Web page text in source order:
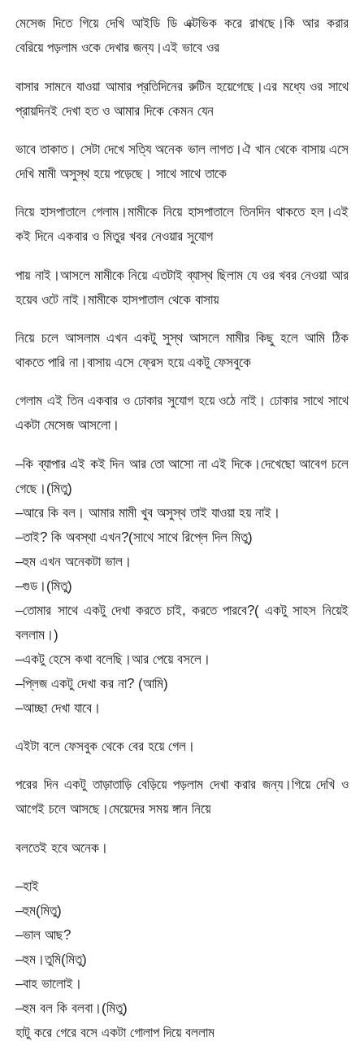
মেসেজ দিতে গিয়ে দেখি আইডি ডি এক্টভিক করে রাখছে।কি আর করার
বেরিয়ে পড়লাম ওকে দেখার জন্য।এই ভাবে ওর
বাসার সামনে যাওয়া আমার প্রতিদিনের রুটিন হয়েগেছে।এর মধ্যে ওর সাথে
প্রায়দিনই দেখা হত ও আমার দিকে কেমন যেন
ভাবে তাকাত। সেটা দেখে সত্যি অনেক ভাল লাগত।ঐ খান থেকে বাসায় এসে
দেখি মামী অসুস্থ হয়ে পড়েছে। সাথে সাথে তাকে
নিয়ে হাসপাতালে গেলাম।মামীকে নিয়ে হাসপাতালে তিনদিন থাকতে হল।এই
কই দিনে একবার ও মিতুর খবর নেওয়ার সুযোগ
পায় নাই।আসলে মামীকে নিয়ে এতটাই ব্যাস্থ ছিলাম যে ওর খবর নেওয়া আর
হয়েব ওটে নাই।মামীকে হাসপাতাল থেকে বাসায়
নিয়ে চলে আসলাম এখন একটু সুস্থ আসলে মামীর কিছু হলে আমি ঠিক
থাকতে পারি না।বাসায় এসে ফ্রেস হয়ে একটু ফেসবুকে
গেলাম এই তিন একবার ও ঢোকার সুযোগ হয়ে ওঠে নাই। ঢোকার সাথে সাথে
একটা মেসেজ আসলো।
–কি ব্যাপার এই কই দিন আর তো আসো না এই দিকে।দেখেছো আবেগ চলে
গেছে।(মিতু)
–আরে কি বল। আমার মামী খুব অসুস্থ তাই যাওয়া হয় নাই।
–তাই? কি অবস্থা এখন?(সাথে সাথে রিপ্লে দিল মিতু)
–হুম এখন অনেকটা ভাল।
–গুড।(মিতু)
–তোমার সাথে একটু দেখা করতে চাই, করতে পারবে?( একটু সাহস নিয়েই
বললাম।)
–একটু হেসে কথা বলেছি।আর পেয়ে বসলে।
–প্লিজ একটু দেখা কর না? (আমি)
–আচ্ছা দেখা যাবে।
এইটা বলে ফেসবুক থেকে বের হয়ে গেল।
পরের দিন একটু তাড়াতাড়ি বেড়িয়ে পড়লাম দেখা করার জন্য।গিয়ে দেখি ও
আগেই চলে আসছে।মেয়েদের সময় ঙ্গান নিয়ে
বলতেই হবে অনেক।
–হাই
–হুম(মিতু)
–ভাল আছ?
–হুম।তুমি(মিতু)
–বাহ ভালোই।
–হুম বল কি বলবা।(মিতু)
হাটু করে গেরে বসে একটা গোলাপ দিয়ে বললাম